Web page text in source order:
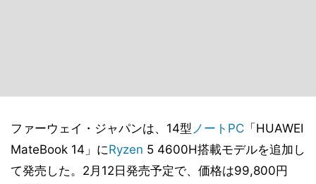
ファーウェイ・ジャパンは、14型 ノートPC 「HUAWEI
MateBook 14」にRyzen 5 4600H搭載モデルを追加し
て発売した。2月12日発売予定で、価格は99,800円